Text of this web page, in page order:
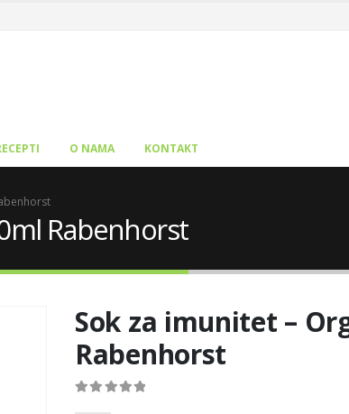
O NAMA KONTAKT
Rabenhorst
Sok za imunitet –
Rabenhorst